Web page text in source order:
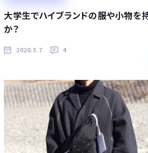
大学生でハイブランドの服や小物を
か？
2020.5.7 4